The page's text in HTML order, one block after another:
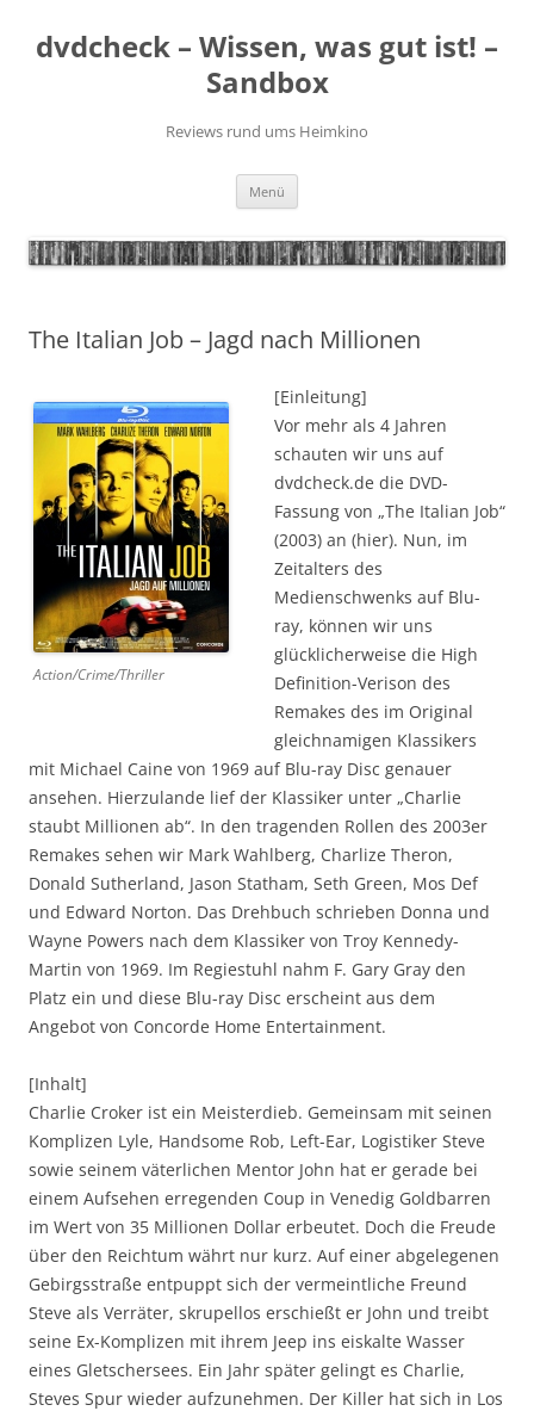
springen
dvdcheck – Wissen, was gut ist! –
Sandbox
Reviews rund ums Heimkino
Menü
The Italian Job – Jagd nach Millionen
Action/Crime/Thriller
[Einleitung]
Vor mehr als 4 Jahren
schauten wir uns auf
dvdcheck.de die DVD-
Fassung von „The Italian Job“
(2003) an (hier). Nun, im
Zeitalters des
Medienschwenks auf Blu-
ray, können wir uns
glücklicherweise die High
Definition-Verison des
Remakes des im Original
gleichnamigen Klassikers
mit Michael Caine von 1969 auf Blu-ray Disc genauer
ansehen. Hierzulande lief der Klassiker unter „Charlie
staubt Millionen ab“. In den tragenden Rollen des 2003er
Remakes sehen wir Mark Wahlberg, Charlize Theron,
Donald Sutherland, Jason Statham, Seth Green, Mos Def
und Edward Norton. Das Drehbuch schrieben Donna und
Wayne Powers nach dem Klassiker von Troy Kennedy-
Martin von 1969. Im Regiestuhl nahm F. Gary Gray den
Platz ein und diese Blu-ray Disc erscheint aus dem
Angebot von Concorde Home Entertainment.
[Inhalt]
Charlie Croker ist ein Meisterdieb. Gemeinsam mit seinen
Komplizen Lyle, Handsome Rob, Left-Ear, Logistiker Steve
sowie seinem väterlichen Mentor John hat er gerade bei
einem Aufsehen erregenden Coup in Venedig Goldbarren
im Wert von 35 Millionen Dollar erbeutet. Doch die Freude
über den Reichtum währt nur kurz. Auf einer abgelegenen
Gebirgsstraße entpuppt sich der vermeintliche Freund
Steve als Verräter, skrupellos erschießt er John und treibt
seine Ex-Komplizen mit ihrem Jeep ins eiskalte Wasser
eines Gletschersees. Ein Jahr später gelingt es Charlie,
Steves Spur wieder aufzunehmen. Der Killer hat sich in Los